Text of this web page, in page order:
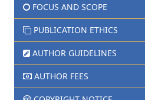
FOCUS AND SCOPE
PUBLICATION ETHICS
AUTHOR GUIDELINES
AUTHOR FEES